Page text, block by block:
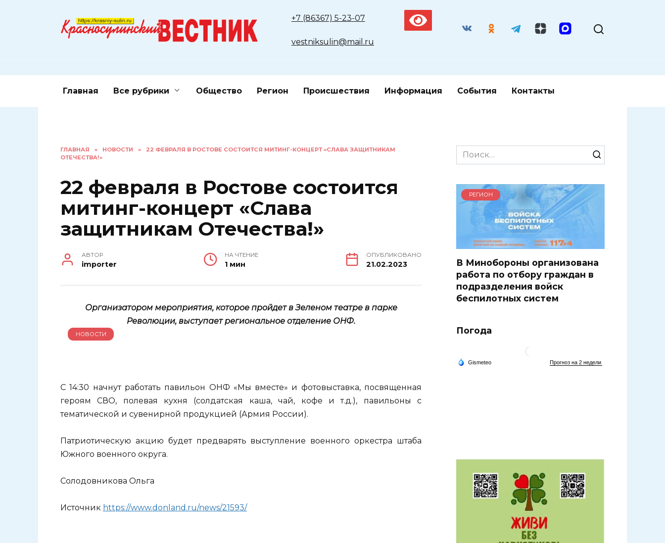
+7 (86367) 5-23-07
vestniksulin@mail.ru
Главная Все рубрики Общество Регион Происшествия Информация События Контакты
ГЛАВНАЯ » НОВОСТИ »
22 ФЕВРАЛЯ В РОСТОВЕ СОСТОИТСЯ МИТИНГ-КОНЦЕРТ «СЛАВА ЗАЩИТНИКАМ
ОТЕЧЕСТВА!»
22 февраля в Ростове состоится
митинг-концерт «Слава
защитникам Отечества!»
АВТОР
importer
НА ЧТЕНИЕ
1 мин
ОПУБЛИКОВАНО
21.02.2023
Организатором мероприятия, которое пройдет в Зеленом театре в парке
Революции, выступает региональное отделение ОНФ.
НОВОСТИ
С 14:30 начнут работать павильон ОНФ «Мы вместе» и фотовыставка, посвященная
героям СВО, полевая кухня (солдатская каша, чай, кофе и т.д.), павильоны с
тематической и сувенирной продукцией (Армия России).
Патриотическую акцию будет предварять выступление военного оркестра штаба
Южного военного округа.
Солодовникова Ольга
Источник https://www.donland.ru/news/21593/
Search
for:
РЕГИОН
В Минобороны организована
работа по отбору граждан в
подразделения войск
беспилотных систем
Погода